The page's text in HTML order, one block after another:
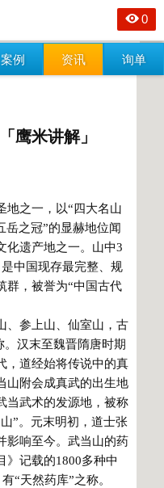
案例 资讯 询单
0
鹰米讲解」
之一，以“四大名山
岳之冠”的显赫地位闻
化遗产地之一。山中3
中国现存最完整、规
群，被誉为“中国古代
参上山、仙室山，古
。汉末至魏晋隋唐时期
，道经始将传说中的真
山附会成真武的出生地
当武术的发源地，被称
”。元末明初，道士张
影响至今。武当山的药
》记载的1800多种中
“天然药库”之称。